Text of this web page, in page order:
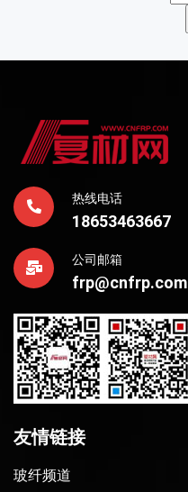
热线电话
18653463667
公司邮箱
frp@cnfrp.com
友情链接
玻纤频道